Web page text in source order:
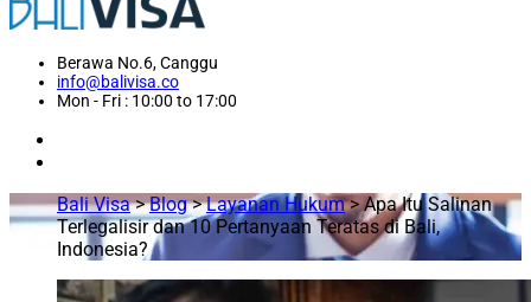
Berawa No.6, Canggu
info@balivisa.co
Mon - Fri : 10:00 to 17:00
Bali Visa>Blog>Layanan Hukum>Apa Itu Salinan
Terlegalisir dan 10 Pertanyaan Teratas di Bali,
Indonesia?